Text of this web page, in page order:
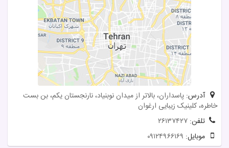
آدرس: پاسداران، بالاتر از ميدان نوبنياد، نارنجستان يكم، بن بست
خاطره، كلينيک زيبايی ارغوان
تلفن: ۲۶۱۳۷۴۲۷
موبایل: ۰۹۱۲۴۹۶۶۱۶۹